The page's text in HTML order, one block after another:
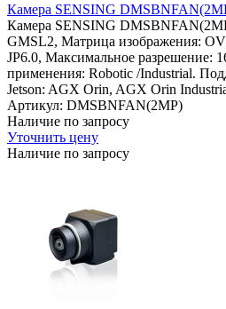
Камера SENSING
Камера SENSING
GMSL2, Матрица изображения:
JP6.0, Максимальное разрешение:
применения: Robotic /Industrial.
Jetson: AGX Orin, AGX Orin
Артикул: DMSBNFAN(2MP)
Наличие по запросу
Уточнить цену
Наличие по запросу